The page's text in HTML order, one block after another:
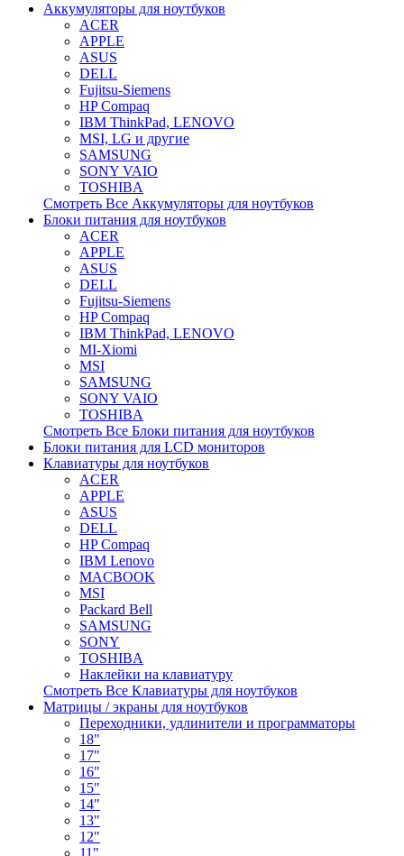
Аккумуляторы для ноутбуков
ACER
APPLE
ASUS
DELL
Fujitsu-Siemens
HP Compaq
IBM ThinkPad, LENOVO
MSI, LG и другие
SAMSUNG
SONY VAIO
TOSHIBA
Смотреть Все Аккумуляторы для ноутбуков
Блоки питания для ноутбуков
ACER
APPLE
ASUS
DELL
Fujitsu-Siemens
HP Compaq
IBM ThinkPad, LENOVO
MI-Xiomi
MSI
SAMSUNG
SONY VAIO
TOSHIBA
Смотреть Все Блоки питания для ноутбуков
Блоки питания для LCD мониторов
Клавиатуры для ноутбуков
ACER
APPLE
ASUS
DELL
HP Compaq
IBM Lenovo
MACBOOK
MSI
Packard Bell
SAMSUNG
SONY
TOSHIBA
Наклейки на клавиатуру
Смотреть Все Клавиатуры для ноутбуков
Матрицы / экраны для ноутбуков
Переходники, удлинители и программаторы
18"
17"
16"
15"
14"
13"
12"
11"